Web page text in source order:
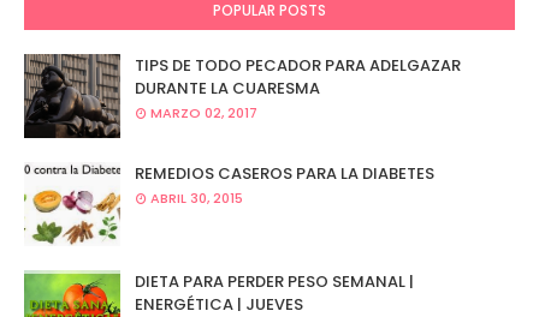
POPULAR POSTS
TIPS DE TODO PECADOR PARA ADELGAZAR
DURANTE LA CUARESMA
MARZO 02, 2017
REMEDIOS CASEROS PARA LA DIABETES
ABRIL 30, 2015
DIETA PARA PERDER PESO SEMANAL |
ENERGÉTICA | JUEVES